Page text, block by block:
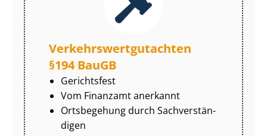
Ver­kehrs­wert­gut­ach­ten
§194 BauGB
Gerichtsfest
Vom Finanzamt anerkannt
Ortsbegehung durch Sach­ver­stän­
di­gen